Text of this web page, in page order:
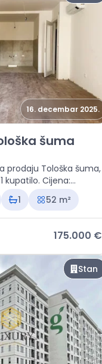
16. decembar 2025.
Tološka šuma
šuma
prodaju Tološka šuma,
kupatilo. Cijena:
1 52 m²
175.000 €
Stan